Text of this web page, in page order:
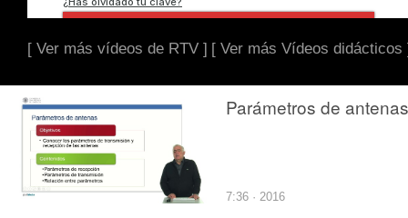
[ Ver más vídeos de RTV ] [ Ver más Vídeos didácticos
Parámetros de antenas
7:36 · 2016